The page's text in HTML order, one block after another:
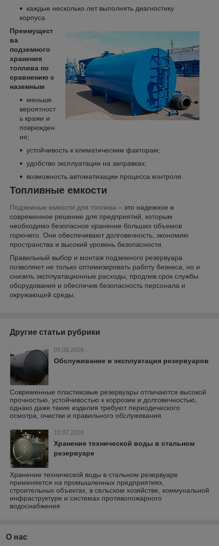
каждые несколько лет выполнять диагностику
корпуса.
Преимущест
ва
подземного
хранения
топлива по
сравнению с
наземным
меньше
вероятност
ь кражи и
поврежден
ия;
устойчивость к климатическим факторам;
удобство эксплуатации на заправках;
возможность автоматизации процесса контроля.
Топливные емкости
Подземные емкости для топлива – это надежное и
современное решение для предприятий, которым
необходимо безопасное хранение больших объемов
горючего. Они обеспечивают долговечность, экономию
пространства и высокий уровень безопасности.
Правильный выбор и монтаж подземного резервуара
позволяют не только оптимизировать работу бизнеса, но и
снизить эксплуатационные расходы, продлив срок службы
оборудования и обеспечив безопасность персонала и
окружающей среды.
Другие статьи рубрики
05.08.2026
Обслуживание и эксплуатация резервуаров
Современные пластиковые резервуары отличаются высокой
прочностью, устойчивостью к коррозии и долговечностью,
однако даже такие изделия требуют периодического
осмотра, очистки и правильного обслуживания.
10.07.2026
Хранение технической воды в стальном
резервуаре
Хранение технической воды в стальном резервуаре
применяется на промышленных предприятиях,
строительных объектах, в сельском хозяйстве, коммунальной
инфраструктуре и системах противопожарного
водоснабжения
О нас